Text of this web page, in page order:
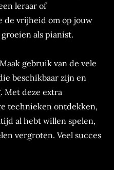
leraar of
de vrijheid om op jouw
als pianist.
gebruik van de vele
beschikbaar zijn en
Met deze extra
technieken ontdekken,
al hebt willen spelen,
vergroten. Veel succes